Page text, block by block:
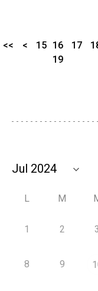
<< < 15 16 17
19
L M
1 2 3
8 9